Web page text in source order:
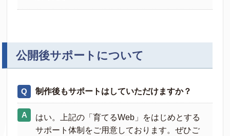
公開後サポートについて
制作後もサポートはしていただけますか？
はい。上記の「育てるWeb」をはじめとする
サポート体制をご用意しております。ぜひご